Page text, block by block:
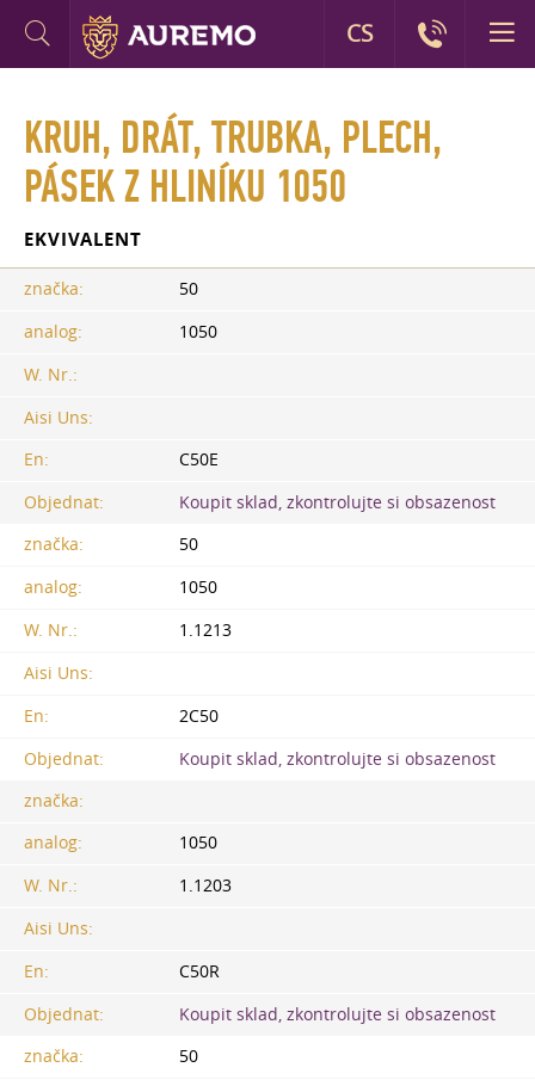
KRUH, DRÁT, TRUBKA, PLECH,
PÁSEK Z HLINÍKU 1050
EKVIVALENT
značka:
50
analog:
1050
W. Nr.:
Aisi Uns:
En:
C50E
Objednat:
Koupit sklad, zkontrolujte si obsazenost
značka:
50
analog:
1050
W. Nr.:
1.1213
Aisi Uns:
En:
2C50
Objednat:
Koupit sklad, zkontrolujte si obsazenost
značka:
analog:
1050
W. Nr.:
1.1203
Aisi Uns:
En:
C50R
Objednat:
Koupit sklad, zkontrolujte si obsazenost
značka:
50
CS